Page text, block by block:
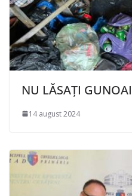
NU LĂSAȚI
14 august 2024